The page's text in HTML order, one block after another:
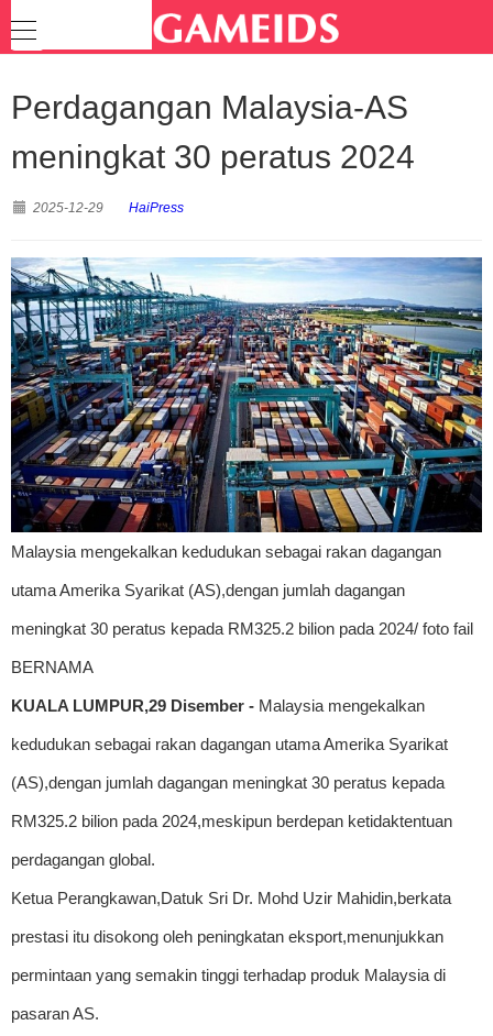
Perdagangan Malaysia-AS
meningkat 30 peratus 2024
2025-12-29 HaiPress
Malaysia mengekalkan kedudukan sebagai rakan dagangan
utama Amerika Syarikat (AS),dengan jumlah dagangan
meningkat 30 peratus kepada RM325.2 bilion pada 2024/ foto fail
BERNAMA
KUALA LUMPUR,29 Disember - Malaysia mengekalkan
kedudukan sebagai rakan dagangan utama Amerika Syarikat
(AS),dengan jumlah dagangan meningkat 30 peratus kepada
RM325.2 bilion pada 2024,meskipun berdepan ketidaktentuan
perdagangan global.
Ketua Perangkawan,Datuk Sri Dr. Mohd Uzir Mahidin,berkata
prestasi itu disokong oleh peningkatan eksport,menunjukkan
permintaan yang semakin tinggi terhadap produk Malaysia di
pasaran AS.